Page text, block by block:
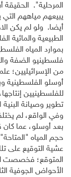
المرحلية". الحقيقة
يبيعهم مياههم
أيضا. ولو لم يكن
الطبيعية
بموارد المياه
فلسطينيو الضفة
من الإسرائيليين؛
أوسلو الفلسطينية
للفلسطينيين
تطوير وصيانة البنية
وفي الواقع، لم
بعد أوسلو، عما
حجم المياه
عشية التوقيع على
الأحواض الجوفية